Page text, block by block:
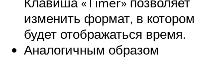
изменить формат, в котором
будет отображаться время.
Аналогичным образом